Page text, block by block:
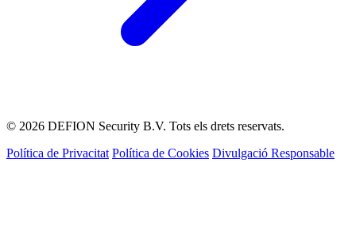
© 2026 DEFION Security B.V. Tots els drets reservats.
Política de Privacitat Política de Cookies Divulgació Responsable